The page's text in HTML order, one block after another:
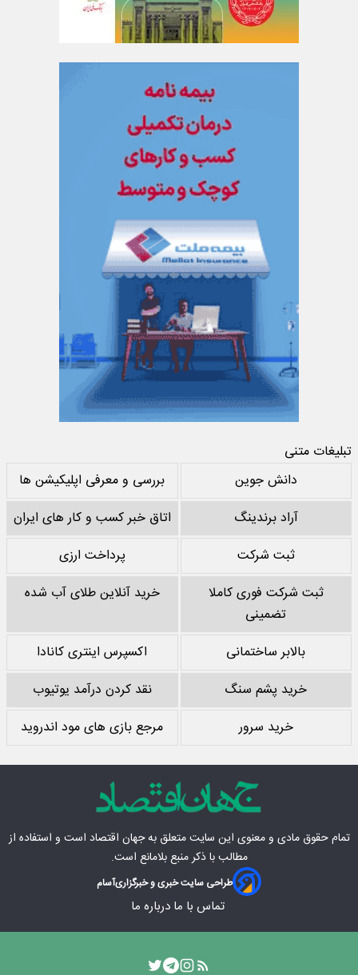
تبلیغات متنی
دانش جوین
بررسی و معرفی اپلیکیشن ها
آراد برندینگ
اتاق خبر کسب و کار های ایران
ثبت شرکت
پرداخت ارزی
ثبت شرکت فوری کاملا
تضمینی
خرید آنلاین طلای آب شده
بالابر ساختمانی
اکسپرس اینتری کانادا
خرید پشم سنگ
نقد کردن درآمد یوتیوب
خرید سرور
مرجع بازی های مود اندروید
تمام حقوق مادی‌ و معنوی این سایت متعلق بهجهان اقتصاد است و استفاده از
مطالب با ذکر منبع بلامانع است.
طراحی سایت خبری و خبرگزاریآسام
تماس با ما درباره ما